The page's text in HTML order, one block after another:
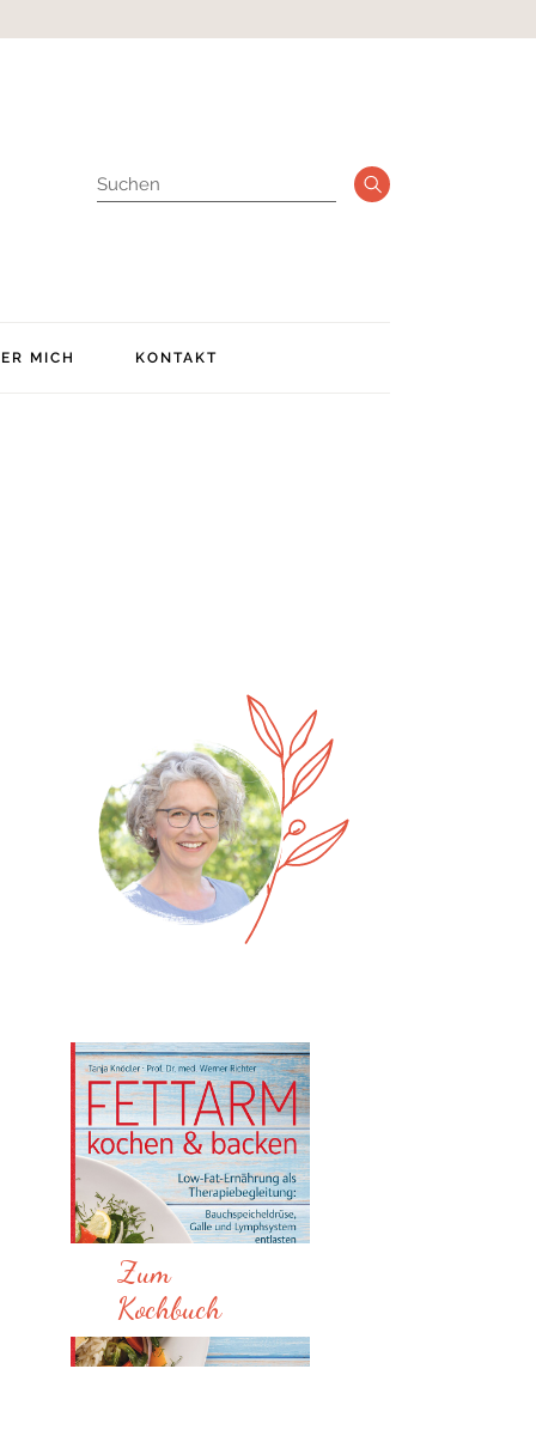
Suche
MICH KONTAKT
Zum
Kochbuch